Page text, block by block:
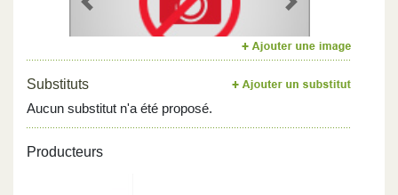
Previous Next
Substituts
Aucun substitut n'a été proposé.
Producteurs